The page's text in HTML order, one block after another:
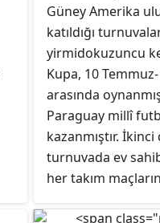
Güney Amerika
katıldığı
yirmidokuzuncu
Kupa, 10
arasında
Paraguay millî
kazanmıştır.
turnuvada ev
her takım